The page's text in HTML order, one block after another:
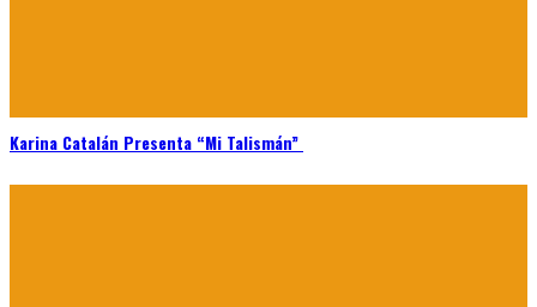
Karina Catalán Presenta “Mi Talismán”